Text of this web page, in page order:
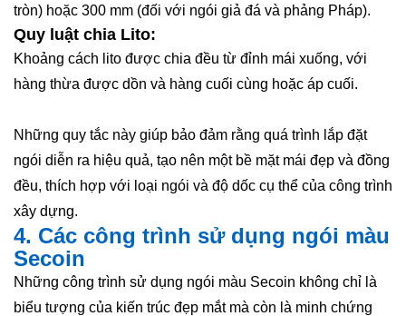
tròn) hoặc 300 mm (đối với ngói giả đá và phảng Pháp).
Quy luật chia Lito:
Khoảng cách lito được chia đều từ đỉnh mái xuống, với
hàng thừa được dồn và hàng cuối cùng hoặc áp cuối.
Những quy tắc này giúp bảo đảm rằng quá trình lắp đặt
ngói diễn ra hiệu quả, tạo nên một bề mặt mái đẹp và đồng
đều, thích hợp với loại ngói và độ dốc cụ thể của công trình
xây dựng.
4. Các công trình sử dụng ngói màu
Secoin
Những công trình sử dụng ngói màu Secoin không chỉ là
biểu tượng của kiến trúc đẹp mắt mà còn là minh chứng